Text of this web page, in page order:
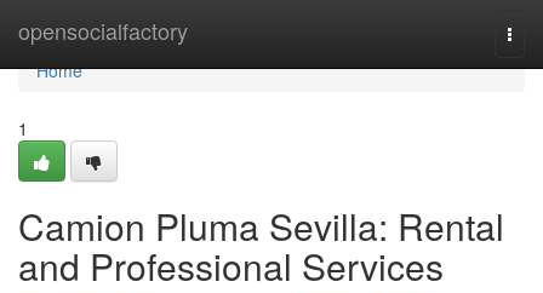
opensocialfactory
Home
Home
1
Camion Pluma Sevilla: Rental
and Professional Services